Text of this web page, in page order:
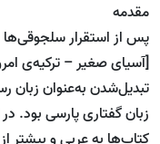
مقدمه
پس از استقرار سلجوقی‌ها
[آسیای صغیر – ترکیه‌ی
تبدیل‌شدن به‌عنوان زبان
زبان گفتاری پارسی بود.